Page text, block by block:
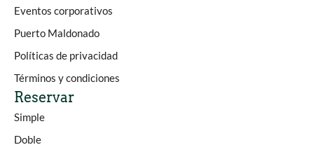
Eventos corporativos
Puerto Maldonado
Políticas de privacidad
Términos y condiciones
Reservar
Simple
Doble